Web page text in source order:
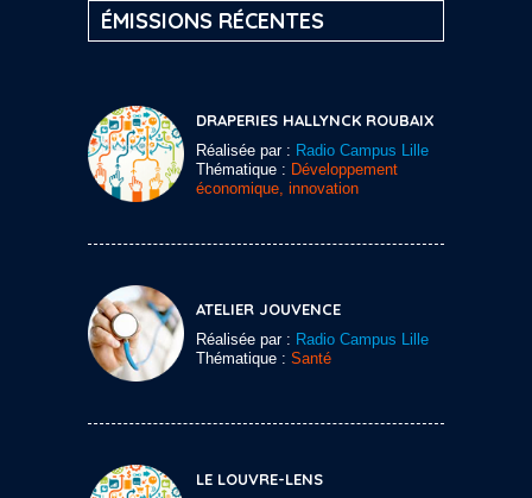
ÉMISSIONS RÉCENTES
DRAPERIES HALLYNCK ROUBAIX
Réalisée par : Radio Campus Lille
Thématique : Développement
économique, innovation
ATELIER JOUVENCE
Réalisée par : Radio Campus Lille
Thématique : Santé
LE LOUVRE-LENS